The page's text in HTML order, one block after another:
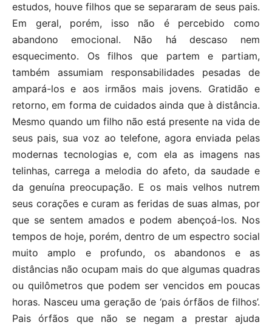
estudos, houve filhos que se separaram de seus pais.
Em geral, porém, isso não é percebido como
abandono emocional. Não há descaso nem
esquecimento. Os filhos que partem e partiam,
também assumiam responsabilidades pesadas de
ampará-los e aos irmãos mais jovens. Gratidão e
retorno, em forma de cuidados ainda que à distância.
Mesmo quando um filho não está presente na vida de
seus pais, sua voz ao telefone, agora enviada pelas
modernas tecnologias e, com ela as imagens nas
telinhas, carrega a melodia do afeto, da saudade e
da genuína preocupação. E os mais velhos nutrem
seus corações e curam as feridas de suas almas, por
que se sentem amados e podem abençoá-los. Nos
tempos de hoje, porém, dentro de um espectro social
muito amplo e profundo, os abandonos e as
distâncias não ocupam mais do que algumas quadras
ou quilômetros que podem ser vencidos em poucas
horas. Nasceu uma geração de ‘pais órfãos de filhos’.
Pais órfãos que não se negam a prestar ajuda